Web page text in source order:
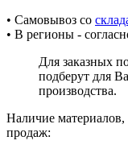
• Cамовывоз со
• В регионы -
Для заказных
подберут для
производства.
Наличие материалов,
продаж: